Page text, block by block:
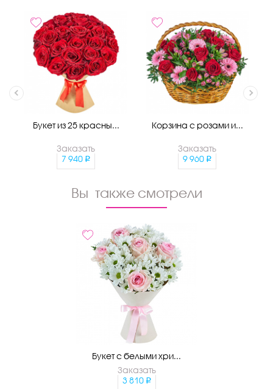
Букет из 25 красны...
Заказать
7 940
Корзина с розами и...
Заказать
9 960
Вы также смотрели
Букет с белыми хри...
Заказать
3 810